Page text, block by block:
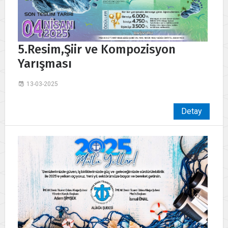
5.Resim,Şiir ve Kompozisyon
Yarışması
13-03-2025
Detay